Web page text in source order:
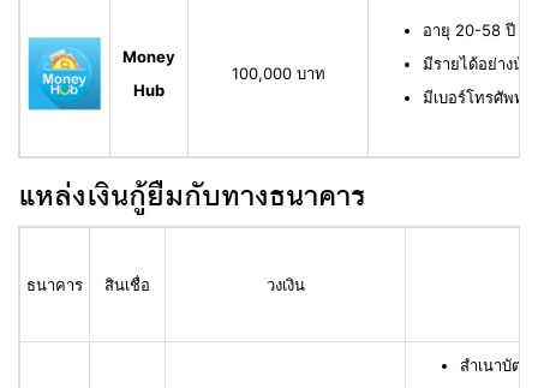
Money
Hub
100,000 บาท
อายุ 20-58 ปี มี
มีรายได้อย่างน้
มีเบอร์โทรศัพท์
แหล่งเงินกู้ยืมกับทางธนาคาร
ธนาคาร สินเชื่อ วงเงิน
สำเนาบัตร